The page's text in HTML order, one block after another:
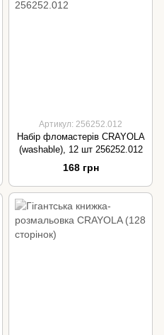
Артикул: 256252.012
Набір фломастерів CRAYOLA
(washable), 12 шт 256252.012
168 грн